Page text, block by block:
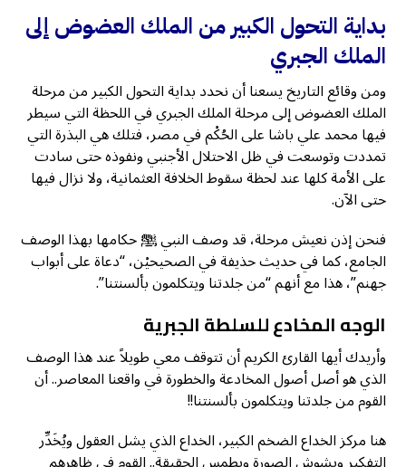
بداية التحول الكبير من الملك العضوض إلى
الملك الجبري
ومن وقائع التاريخ يسعنا أن نحدد بداية التحول الكبير من مرحلة
الملك العضوض إلى مرحلة الملك الجبري في اللحظة التي سيطر
فيها محمد علي باشا على الحُكْم في مصر، فتلك هي البذرة التي
تمددت وتوسعت في ظل الاحتلال الأجنبي ونفوذه حتى سادت
على الأمة كلها عند لحظة سقوط الخلافة العثمانية، ولا نزال فيها
حتى الآن.
فنحن إذن نعيش مرحلة، قد وصف النبي ﷺ حكامها بهذا الوصف
الجامع، كما في حديث حذيفة في الصحيحيْن، “دعاة على أبواب
جهنم”، هذا مع أنهم “من جلدتنا ويتكلمون بألسنتنا”.
الوجه المخادع للسلطة الجبرية
وأريدك أيها القارئ الكريم أن تتوقف معي طويلاً عند هذا الوصف
الذي هو أصل أصول المخادعة والخطورة في واقعنا المعاصر.. أن
القوم من جلدتنا ويتكلمون بألسنتنا!!
هنا مركز الخداع الضخم الكبير، الخداع الذي يشل العقول ويُخَدِّر